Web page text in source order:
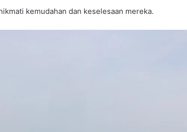
kemudahan dan keselesaan mereka.